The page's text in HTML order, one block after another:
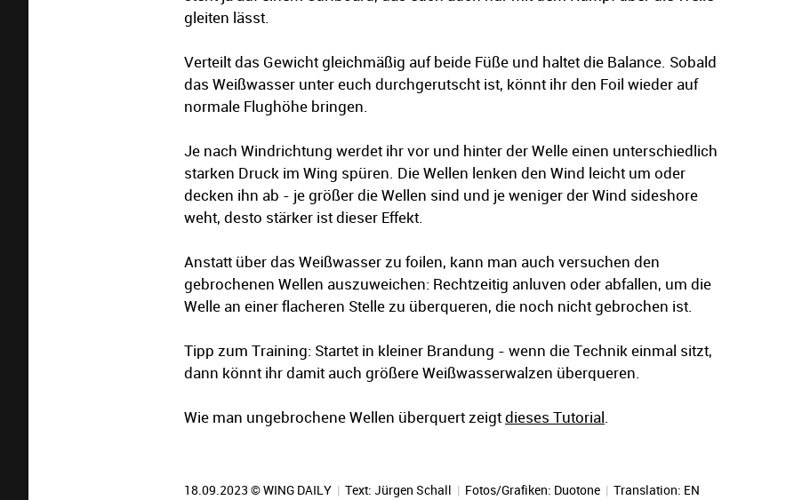
gleiten lässt.
Verteilt das Gewicht gleichmäßig auf beide Füße und haltet die Balance. Sobald
das Weißwasser unter euch durchgerutscht ist, könnt ihr den Foil wieder auf
normale Flughöhe bringen.
Je nach Windrichtung werdet ihr vor und hinter der Welle einen unterschiedlich
starken Druck im Wing spüren. Die Wellen lenken den Wind leicht um oder
decken ihn ab - je größer die Wellen sind und je weniger der Wind sideshore
weht, desto stärker ist dieser Effekt.
Anstatt über das Weißwasser zu foilen, kann man auch versuchen den
gebrochenen Wellen auszuweichen: Rechtzeitig anluven oder abfallen, um die
Welle an einer flacheren Stelle zu überqueren, die noch nicht gebrochen ist.
Tipp zum Training: Startet in kleiner Brandung - wenn die Technik einmal sitzt,
dann könnt ihr damit auch größere Weißwasserwalzen überqueren.
Wie man ungebrochene Wellen überquert zeigt dieses Tutorial
18.09.2023 © WING DAILY | Text: Jürgen Schall | Fotos/Grafiken: Duotone | Translation: EN